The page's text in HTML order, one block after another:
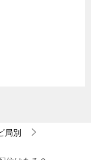
局別